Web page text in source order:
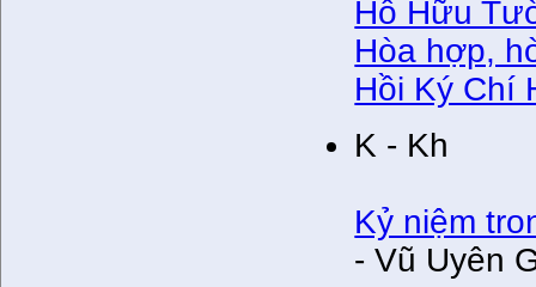
Hồ Hữu
Hòa hợp,
Hồi Ký Chí
K - Kh
Kỷ niệm
- Vũ Uyên